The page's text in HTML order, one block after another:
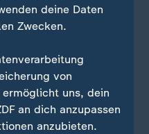
Istanbul
und der Ukraine
"von
zum
deine Daten
Zwecken.
von
uns, dein
an dich anzupassen
anzubieten.